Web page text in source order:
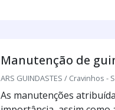
Manutenção de
ARS GUINDASTES / Cravinhos -
As manutenções